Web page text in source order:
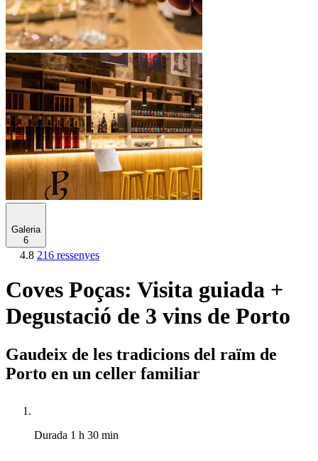
Galeria
6
4.8 216 ressenyes
Coves Poças: Visita guiada +
Degustació de 3 vins de Porto
Gaudeix de les tradicions del raïm de
Porto en un celler familiar
Durada 1 h 30 min